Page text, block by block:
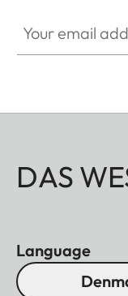
DAS
Language